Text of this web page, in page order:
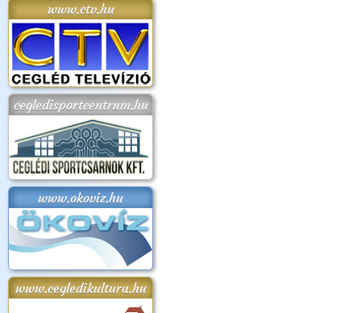
www.ctv.hu
cegledisportcentrum.hu
www.okoviz.hu
www.cegledikultura.hu